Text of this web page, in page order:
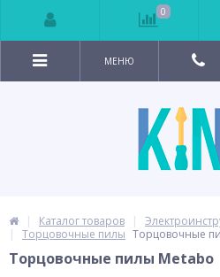
МЕНЮ
Каталог товаров
Торцовочные пилы Торцовочные
Торцовочные пилы Metabo
0